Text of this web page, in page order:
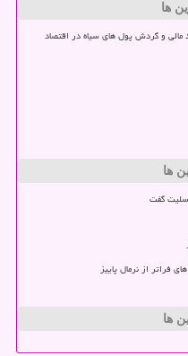
ها
مالی و گردش پول های سیاه در اقتصاد
ها
گفت
فراتر از نرمال پاییز
ها